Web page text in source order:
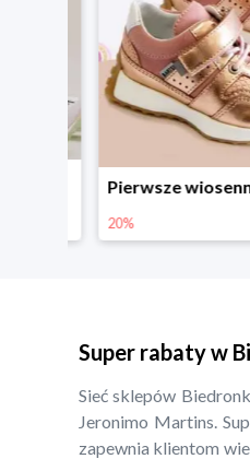
20%
Super rabaty w
Sieć sklepów
Jeronimo Martins.
zapewnia klientom